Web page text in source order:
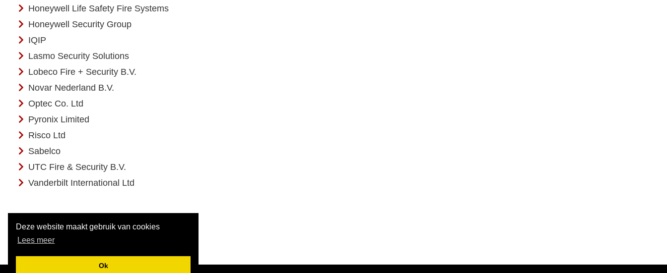
Deze website maakt gebruik van cookies
Lees meer
Ok
Honeywell Life Safety Fire Systems
Honeywell Security Group
IQIP
Lasmo Security Solutions
Lobeco Fire + Security B.V.
Novar Nederland B.V.
Optec Co. Ltd
Pyronix Limited
Risco Ltd
Sabelco
UTC Fire & Security B.V.
Vanderbilt International Ltd